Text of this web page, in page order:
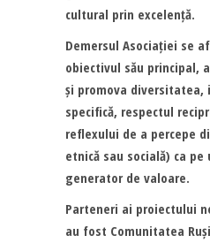
cultural prin excelență.
Demersul Asociației se
obiectivul său principal,
și promova
specifică, respectul
reflexului de a percepe
etnică sau socială) ca pe
generator de valoare.
Parteneri ai proiectului
au fost Comunitatea